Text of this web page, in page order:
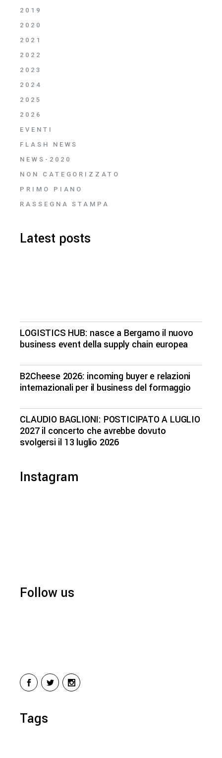
2019
2020
2021
2022
2023
2024
2025
2026
EVENTI
FLASH NEWS
NEWS-2020
NON CATEGORIZZATO
PRIMO PIANO
RASSEGNA STAMPA
Latest posts
LOGISTICS HUB: nasce a Bergamo il nuovo
business event della supply chain europea
B2Cheese 2026: incoming buyer e relazioni
internazionali per il business del formaggio
CLAUDIO BAGLIONI: POSTICIPATO A LUGLIO
2027 il concerto che avrebbe dovuto
svolgersi il 13 luglio 2026
Instagram
Follow us
Tags